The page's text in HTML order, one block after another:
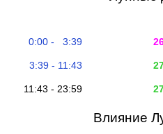
0:00 - 3:39
3:39 - 11:43
11:43 - 23:59
Влияние